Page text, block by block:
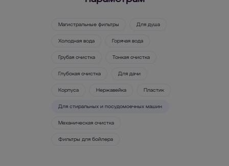
Магистральные фильтры Для душа
Холодная вода Горячая вода
Грубая очистка Тонкая очистка
Глубокая очистка Для дачи
Корпуса Нержавейка Пластик
Для стиральных и посудомоечных машин
Механическая очистка
Фильтры для бойлера